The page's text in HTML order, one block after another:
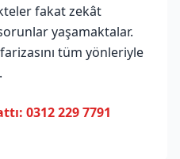
fakat zekât
yaşamaktalar.
tüm yönleriyle
0312 229 7791